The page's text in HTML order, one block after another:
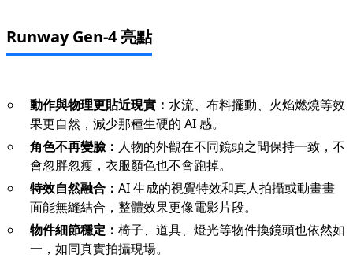
Runway Gen-4 亮點
動作與物理更貼近現實： 水流、布料擺動、火焰燃燒等效
果更自然，減少那種生硬的 AI 感。
角色不再變臉： 人物的外觀在不同鏡頭之間保持一致，不
會忽胖忽瘦，衣服顏色也不會跑掉。
特效自然融合： AI 生成的視覺特效和真人拍攝或動畫畫
面能無縫結合，整體效果更像電影片段。
物件細節穩定： 椅子、道具、燈光等物件換鏡頭也依然如
一，如同真實拍攝現場。